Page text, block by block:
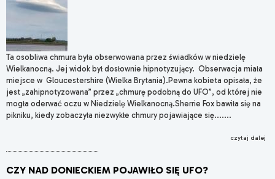
Ta osobliwa chmura była obserwowana przez świadków w niedzielę
Wielkanocną. Jej widok był dosłownie hipnotyzujący. Obserwacja miała
miejsce w Gloucestershire (Wielka Brytania).Pewna kobieta opisała, że ​​
jest „zahipnotyzowana” przez „chmurę podobną do UFO”, od której nie
mogła oderwać oczu w Niedzielę Wielkanocną.Sherrie Fox bawiła się na
pikniku, kiedy zobaczyła niezwykłe chmury pojawiające się.......
czytaj dalej
CZY NAD DONIECKIEM POJAWIŁO SIĘ UFO?